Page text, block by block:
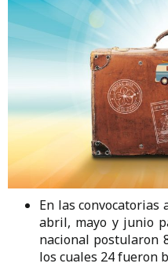
En las
abril, mayo y junio
nacional postularon
los cuales 24 fueron